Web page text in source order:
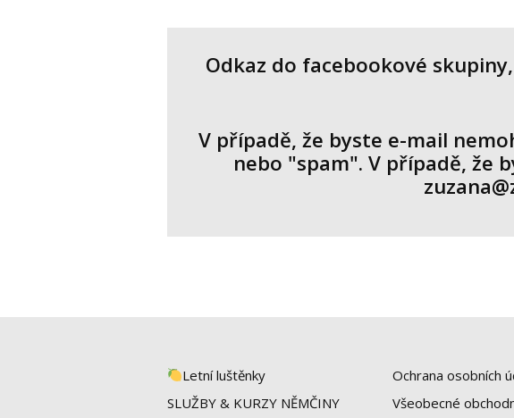
Odkaz do facebookové
V případě, že byste e-mail
nebo "spam". V případě, že
Letní luštěnky
SLUŽBY & KURZY NĚMČINY
Ochrana osobních
Všeobecné